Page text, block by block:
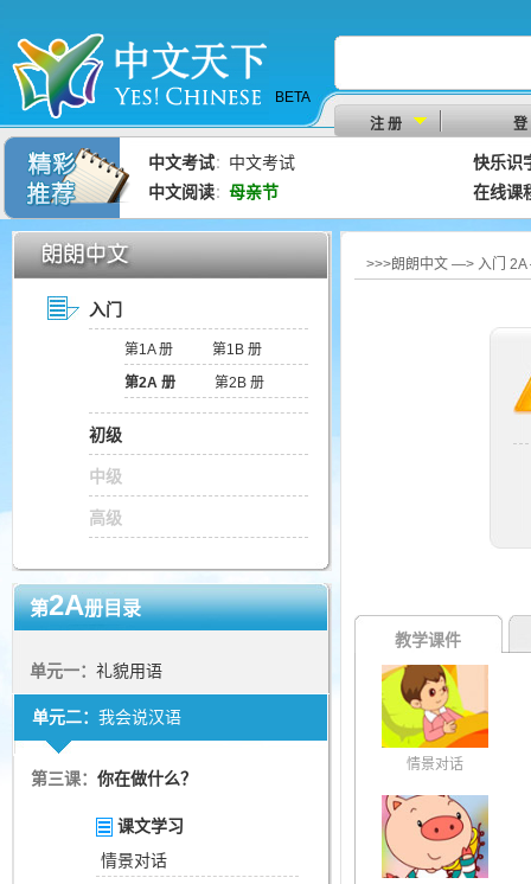
BETA
注 册
登
中文考试： 中文考试
快乐识
中文阅读： 母亲节 在线课
入门
第1A 册
第1B 册
第2A 册
第2B 册
初级
中级
高级
第2A册目录
单元一： 礼貌用语
单元二： 我会说汉语
第三课： 你在做什么？
课文学习
情景对话
>>>朗朗中文 —> 入门
教学课件
情景对话